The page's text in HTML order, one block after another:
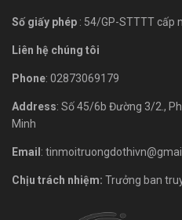
Số giấy phép : 54/GP-STTTT cấp
Liên hệ chúng tôi
Phone: 02873069179
Address: Số 45/6b Đường 3/2.,
Minh
Email :
Chịu trách nhiệm: Trưởng ban